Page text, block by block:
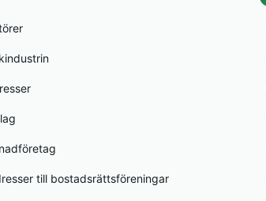
till bostadsrättsföreningar